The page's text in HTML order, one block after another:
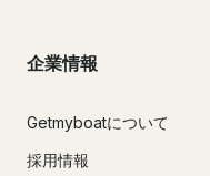
企業情報
Getmyboatについて
採用情報